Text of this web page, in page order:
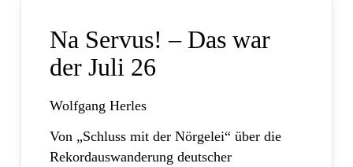
Na Servus! – Das war
der Juli 26
Wolfgang Herles
Von „Schluss mit der Nörgelei“ über die
Rekordauswanderung deutscher